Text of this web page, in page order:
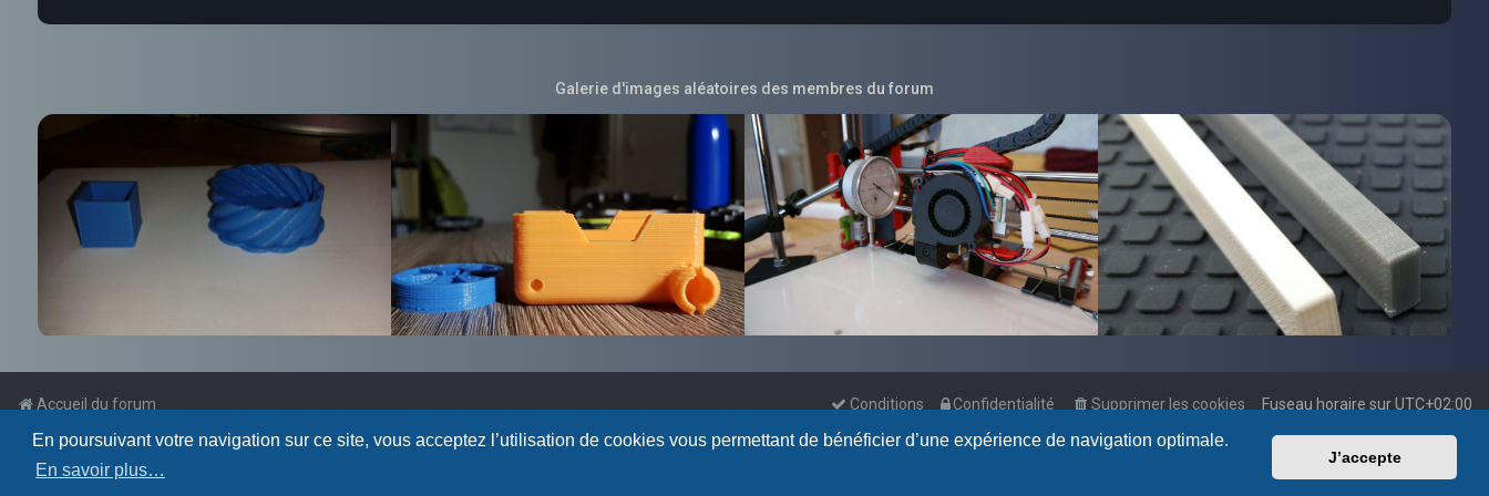
En poursuivant votre navigation sur ce site, vous acceptez l’utilisation de cookies vous permettant de bénéficier d’une expérience de navigation optimale.
En savoir plus…
J’accepte
Galerie d'images aléatoires des membres du forum
Accueil du forum Fuseau horaire surUTC+02:00
Supprimer les cookies
Confidentialité
Conditions
Powered by phpBB
Traduction française officielle